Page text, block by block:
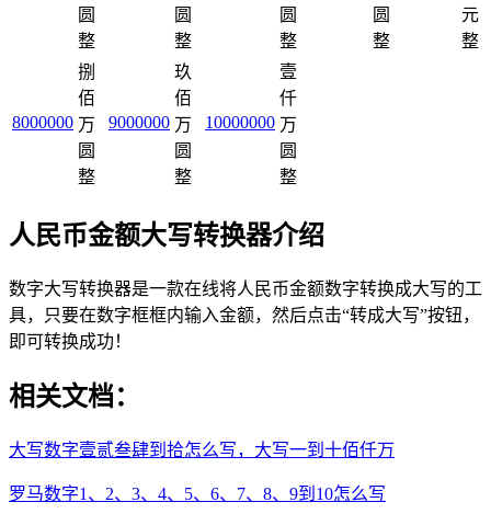
圆
整
圆
整
圆
整
圆
整
元
整
8000000
捌
佰
万
圆
整
9000000
玖
佰
万
圆
整
10000000
壹
仟
万
圆
整
人民币金额大写转换器介绍
数字大写转换器是一款在线将人民币金额数字转换成大写的工
具，只要在数字框框内输入金额，然后点击“转成大写”按钮，
即可转换成功！
相关文档：
大写数字壹贰叁肆到拾怎么写，大写一到十佰仟万
罗马数字1、2、3、4、5、6、7、8、9到10怎么写